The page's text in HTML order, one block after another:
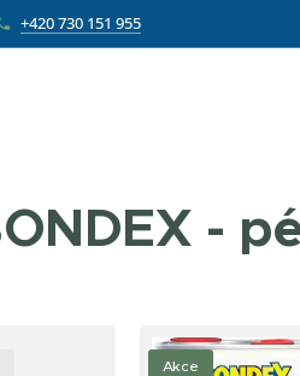
+420 730 151 955
-
Akce